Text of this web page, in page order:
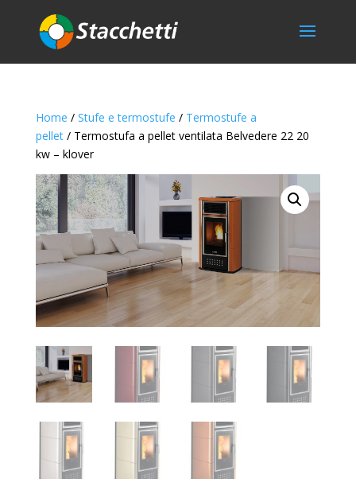
Home / Stufe e termostufe / Termostufe a
pellet/ Termostufa a pellet ventilata Belvedere 22 20
kw – klover